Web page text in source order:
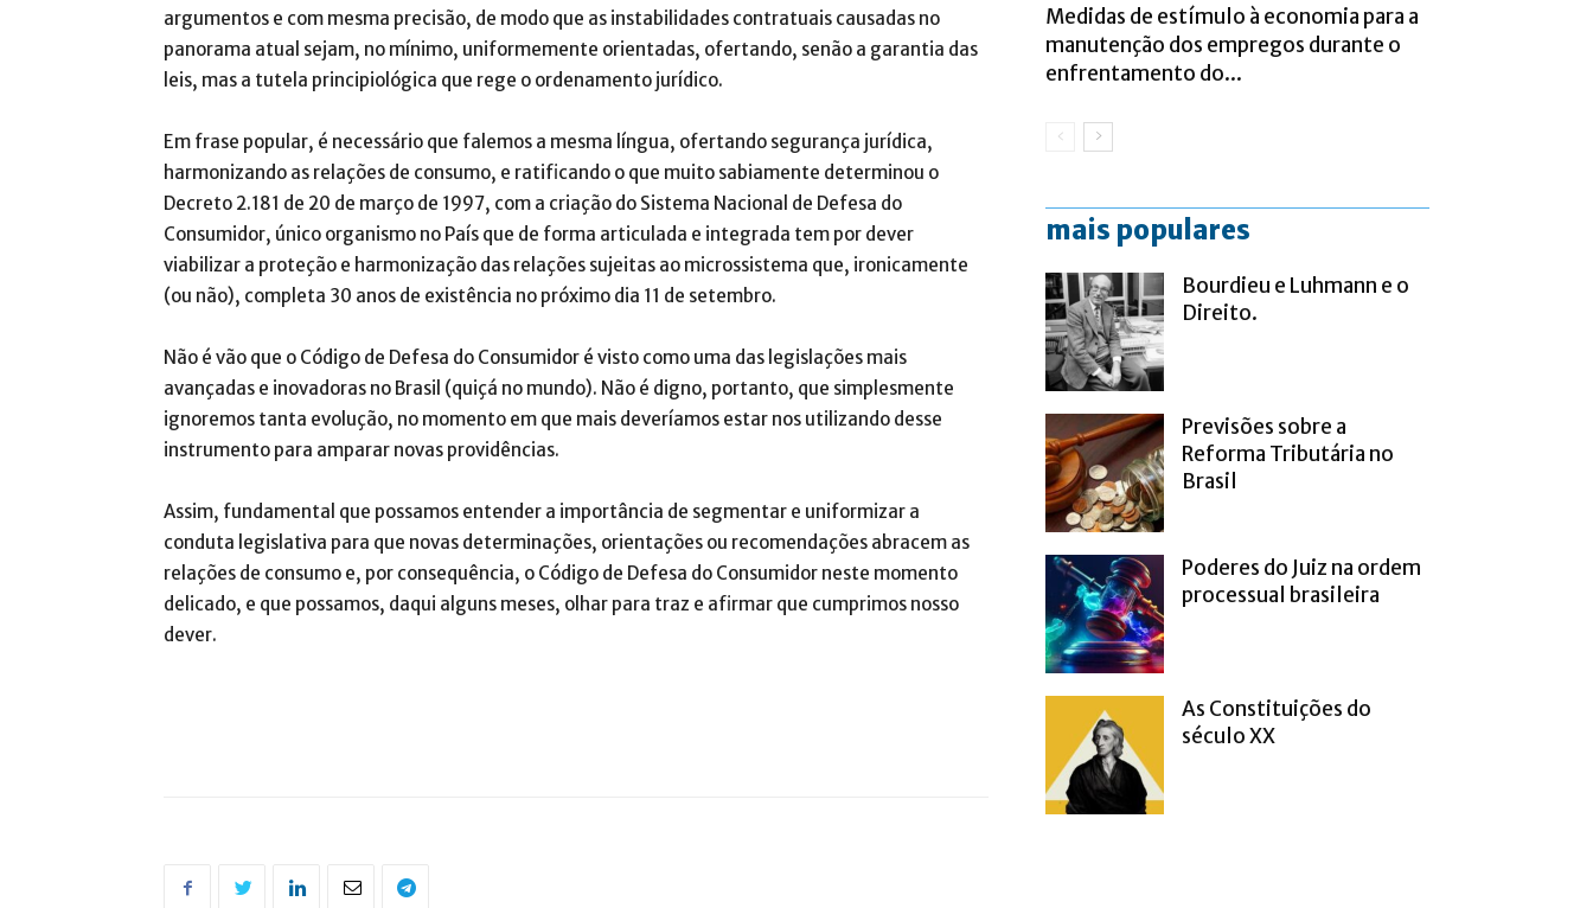
argumentos e com mesma precisão, de modo que as instabilidades contratuais causadas no
panorama atual sejam, no mínimo, uniformemente orientadas, ofertando, senão a garantia das
leis, mas a tutela principiológica que rege o ordenamento jurídico.
Em frase popular, é necessário que falemos a mesma língua, ofertando segurança jurídica,
harmonizando as relações de consumo, e ratificando o que muito sabiamente determinou o
Decreto 2.181 de 20 de março de 1997, com a criação do Sistema Nacional de Defesa do
Consumidor, único organismo no País que de forma articulada e integrada tem por dever
viabilizar a proteção e harmonização das relações sujeitas ao microssistema que, ironicamente
(ou não), completa 30 anos de existência no próximo dia 11 de setembro.
Não é vão que o Código de Defesa do Consumidor é visto como uma das legislações mais
avançadas e inovadoras no Brasil (quiçá no mundo). Não é digno, portanto, que simplesmente
ignoremos tanta evolução, no momento em que mais deveríamos estar nos utilizando desse
instrumento para amparar novas providências.
Assim, fundamental que possamos entender a importância de segmentar e uniformizar a
conduta legislativa para que novas determinações, orientações ou recomendações abracem as
relações de consumo e, por consequência, o Código de Defesa do Consumidor neste momento
delicado, e que possamos, daqui alguns meses, olhar para traz e afirmar que cumprimos nosso
dever.
Medidas de estímulo à economia para a
manutenção dos empregos durante o
enfrentamento do...
mais populares
Bourdieu e Luhmann e o
Direito.
Previsões sobre a
Reforma Tributária no
Brasil
Poderes do Juiz na ordem
processual brasileira
As Constituições do
século XX